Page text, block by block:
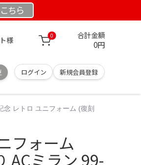
こちら
様 0 合計金額
0円
ログイン 新規会員登録
念 レトロ ユニフォーム (復刻
フォーム
ACミラン 99-